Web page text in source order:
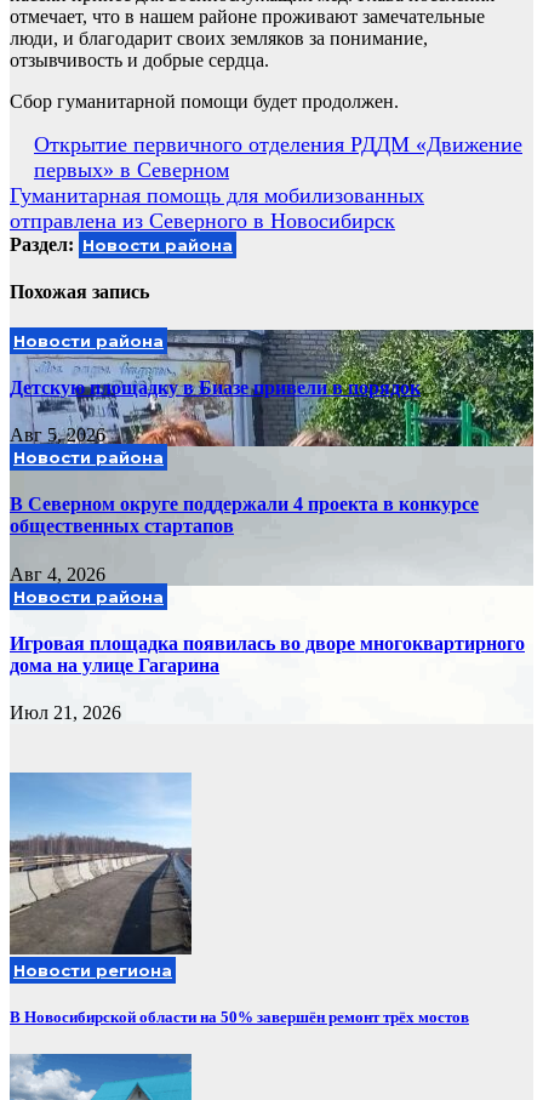
отмечает, что в нашем районе проживают замечательные
люди, и благодарит своих земляков за понимание,
отзывчивость и добрые сердца.
Сбор гуманитарной помощи будет продолжен.
Навигация
по
записям
Открытие первичного отделения РДДМ «Движение
первых» в Северном
Гуманитарная помощь для мобилизованных
отправлена из Северного в Новосибирск
Раздел: Новости района
Похожая запись
Новости района
Детскую площадку в Биазе привели в порядок
Авг 5, 2026
Новости района
В Северном округе поддержали 4 проекта в конкурсе
общественных стартапов
Авг 4, 2026
Новости района
Игровая площадка появилась во дворе многоквартирного
дома на улице Гагарина
Июл 21, 2026
Новости региона
В Новосибирской области на 50% завершён ремонт трёх мостов